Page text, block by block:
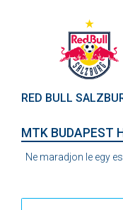
RED BULL
MTK BUDAPEST
Ne maradjon le egy